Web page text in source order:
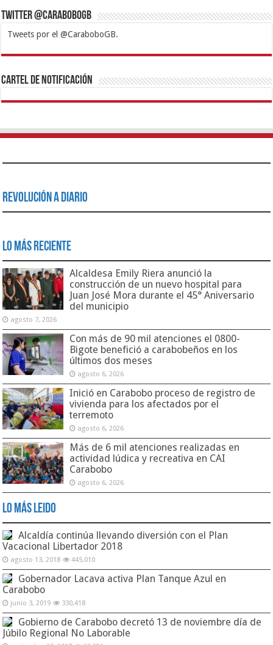
Twitter @CaraboboGB
Tweets por el @CaraboboGB.
1xbetBetturkeyBetistKralbetSupertotobetTipobetMatadorbetMariobet
https://mvbcasino.com/
Cartel de Notificación
Revolución a Diario
Lo Más Reciente
Alcaldesa Emily Riera anunció la
construcción de un nuevo hospital para
Juan José Mora durante el 45° Aniversario
del municipio
agosto 7, 2026
Con más de 90 mil atenciones el 0800-
Bigote benefició a carabobeños en los
últimos dos meses
agosto 6, 2026
Inició en Carabobo proceso de registro de
vivienda para los afectados por el
terremoto
agosto 6, 2026
Más de 6 mil atenciones realizadas en
actividad lúdica y recreativa en CAI
Carabobo
agosto 6, 2026
Lo Más Leido
Alcaldía continúa llevando diversión con el Plan
Vacacional Libertador 2018
agosto 13, 2018 445,010
Gobernador Lacava activa Plan Tanque Azul en
Carabobo
junio 3, 2019 330,418
Gobierno de Carabobo decretó 13 de noviembre día de
Júbilo Regional No Laborable